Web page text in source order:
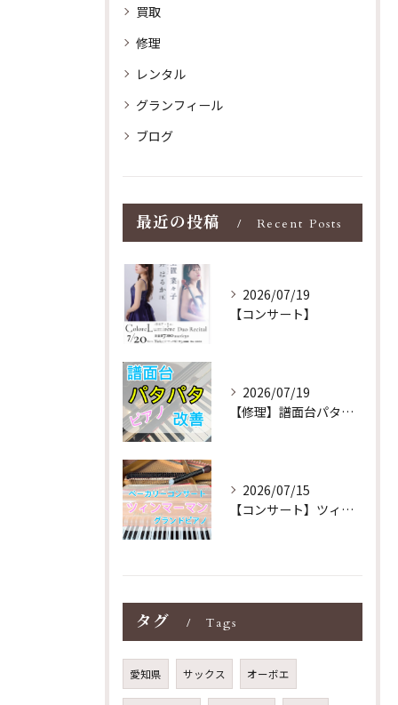
買取
修理
レンタル
グランフィール
ブログ
最近の投稿 Recent Posts
2026/07/19
【コンサート】
2026/07/19
【修理】譜面台パタパタを改善！ストレス解消！
2026/07/15
【コンサート】ツィンマーマンのグランドピアノ♪木目猫足グラン...
タグ Tags
愛知県 サックス オーボエ